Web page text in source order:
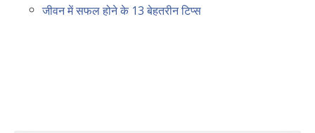
जीवन में सफल होने के 13 बेहतरीन टिप्स